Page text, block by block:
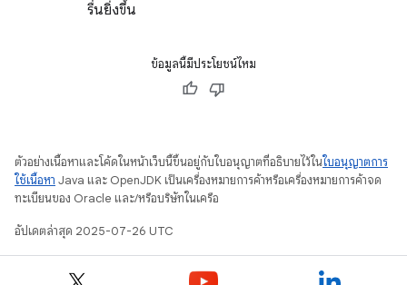
รื่นยิ่งขึ้น
ข้อมูลนี้มีประโยชน์ไหม
ตัวอย่างเนื้อหาและโค้ดในหน้าเว็บนี้ขึ้นอยู่กับใบอนุญาตที่อธิบายไว้ในใบอนุญาตการ
ใช้เนื้อหา Java และ OpenJDK เป็นเครื่องหมายการค้าหรือเครื่องหมายการค้าจด
ทะเบียนของ Oracle และ/หรือบริษัทในเครือ
อัปเดตล่าสุด 2025-07-26 UTC